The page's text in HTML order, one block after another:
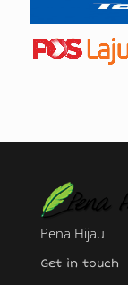
Pena Hijau
Get in touch